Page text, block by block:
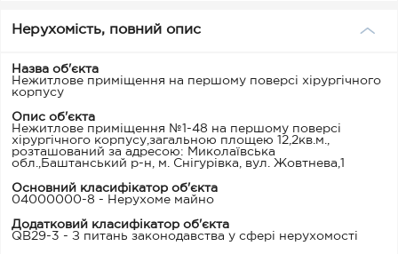
Нерухомість, повний опис
Назва об'єкта
Нежитлове приміщення на першому поверсі хірургічного
корпусу
Опис об'єкта
Нежитлове приміщення №1-48 на першому поверсі
хірургічного корпусу,загальною площею 12,2кв.м.,
розташований за адресою: Миколаївська
обл.,Баштанський р-н, м. Снігурівка, вул. Жовтнева,1
Основний класифікатор об'єкта
04000000-8 - Нерухоме майно
Додатковий класифікатор об'єкта
QB29-3 - З питань законодавства у сфері нерухомості